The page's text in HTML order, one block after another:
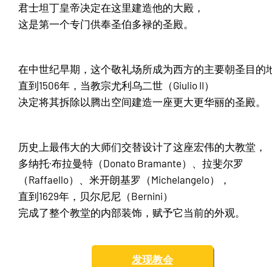
君士坦丁皇帝决定在这里建造他的大殿，
这是第一个专门供奉圣伯多禄的圣殿。
在中世纪早期，这个敬礼场所成为西方的主要朝圣目的
直到1506年，当教宗尤利乌二世（Giulio II）
决定将其拆除以腾出空间建造一座更大更华丽的圣殿。
历史上最伟大的大师们交替设计了这座宏伟的大教堂，
多纳托·布拉曼特（Donato Bramante）、拉斐尔罗
（Raffaello）、米开朗基罗（Michelangelo），
直到1629年，贝尔尼尼（Bernini）
完成了整个教堂的内部装饰，赋予它当前的外观。
发现教会